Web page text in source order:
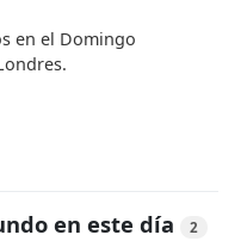
en el Domingo
en este día 2